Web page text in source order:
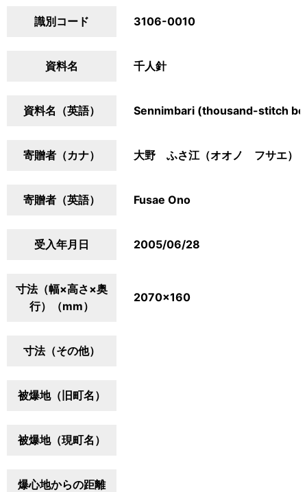
識別コード 3106-0010
資料名 千人針
資料名（英語） Sennimbari (thousand-stitch
寄贈者（カナ） 大野 ふさ江（オオノ フサエ）
寄贈者（英語） Fusae Ono
受入年月日 2005/06/28
寸法（幅×高さ×奥
行）（mm）
2070×160
寸法（その他）
被爆地（旧町名）
被爆地（現町名）
爆心地からの距離